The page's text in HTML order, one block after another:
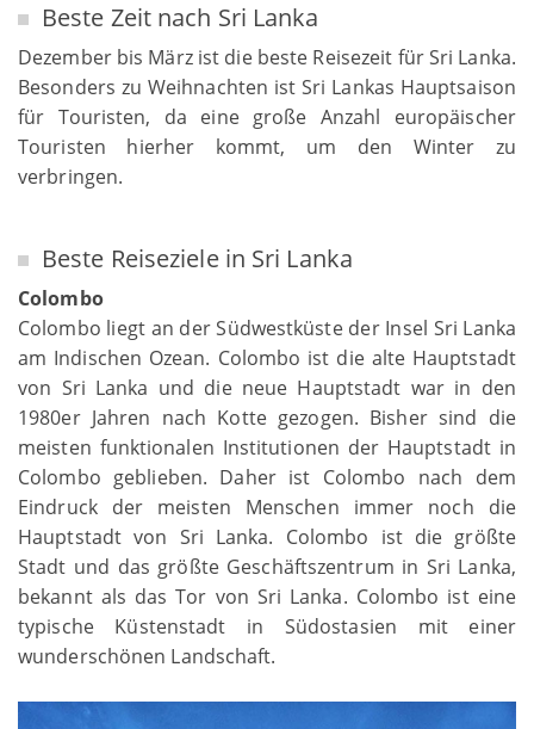
Beste Zeit nach Sri Lanka
Dezember bis März ist die beste Reisezeit für Sri Lanka.
Besonders zu Weihnachten ist Sri Lankas Hauptsaison
für Touristen, da eine große Anzahl europäischer
Touristen hierher kommt, um den Winter zu
verbringen.
Beste Reiseziele in Sri Lanka
Colombo
Colombo liegt an der Südwestküste der Insel Sri Lanka
am Indischen Ozean. Colombo ist die alte Hauptstadt
von Sri Lanka und die neue Hauptstadt war in den
1980er Jahren nach Kotte gezogen. Bisher sind die
meisten funktionalen Institutionen der Hauptstadt in
Colombo geblieben. Daher ist Colombo nach dem
Eindruck der meisten Menschen immer noch die
Hauptstadt von Sri Lanka. Colombo ist die größte
Stadt und das größte Geschäftszentrum in Sri Lanka,
bekannt als das Tor von Sri Lanka. Colombo ist eine
typische Küstenstadt in Südostasien mit einer
wunderschönen Landschaft.